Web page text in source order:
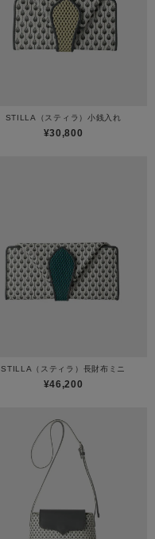
STILLA（スティラ）小銭入れ
¥30,800
STILLA（スティラ）長財布ミニ
¥46,200